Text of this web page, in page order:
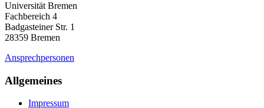
Universität Bremen
Fachbereich 4
Badgasteiner Str. 1
28359 Bremen
Ansprechpersonen
Allgemeines
Impressum